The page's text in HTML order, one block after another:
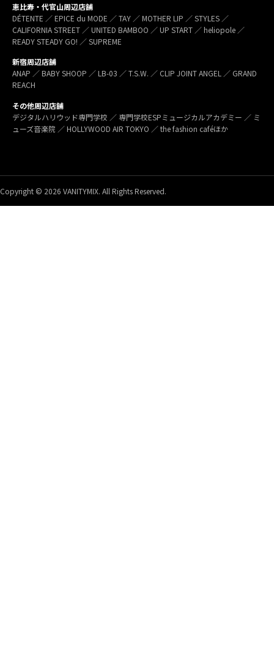
恵比寿・代官山周辺店舗
DÉTENTE ／ EPICE du MODE ／ TAY ／ MOTHER LIP ／ STYLES ／
CALIFORNIA STREET ／ UNITED BAMBOO ／ UP START ／ heliopole ／
READY STEADY GO! ／ SUPREME
新宿周辺店舗
ANAP ／ BABY SHOOP ／ LB-03 ／ T.S.W. ／ CLIP JOINT ANGEL ／ GRAND
REACH
その他周辺店舗
デジタルハリウッド専門学校 ／ 専門学校ESPミュージカルアカデミー ／ ミ
ューズ音楽院 ／ HOLLYWOOD AIR TOKYO ／ the fashion caféほか
Copyright © 2026 VANITYMIX. All Rights Reserved.